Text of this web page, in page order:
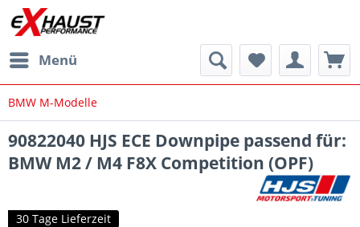
Menü
BMW M-Modelle
90822040 HJS ECE Downpipe passend für:
BMW M2 / M4 F8X Competition (OPF)
30 Tage Lieferzeit